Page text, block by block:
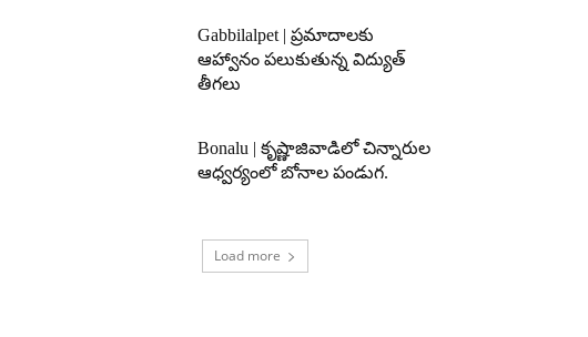
Gabbilalpet | ప్రమాదాలకు
ఆహ్వానం పలుకుతున్న విద్యుత్
తీగలు
Bonalu | కృష్ణాజివాడిలో చిన్నారుల
ఆధ్వర్యంలో బోనాల పండుగ.
Load more